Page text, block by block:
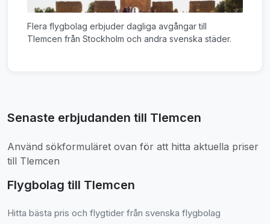
Flera flygbolag erbjuder dagliga avgångar till
Tlemcen från Stockholm och andra svenska städer.
Senaste erbjudanden till Tlemcen
Använd sökformuläret ovan för att hitta aktuella priser
till Tlemcen
Flygbolag till Tlemcen
Hitta bästa pris och flygtider från svenska flygbolag